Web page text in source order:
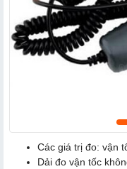
Các giá trị đo: vận
Dải đo vận tốc